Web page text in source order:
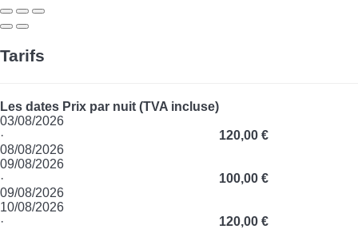
Tarifs
Les dates Prix par nuit (TVA incluse)
03/08/2026
·
08/08/2026
120,00 €
09/08/2026
·
09/08/2026
100,00 €
10/08/2026
·
120,00 €